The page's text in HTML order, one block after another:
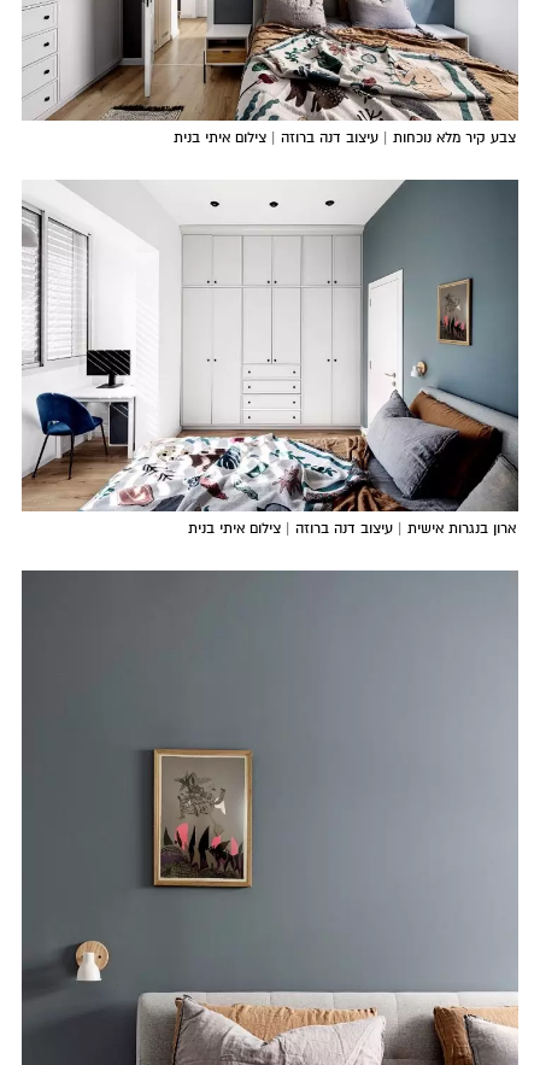
צבע קיר מלא נוכחות | עיצוב דנה ברוזה | צילום איתי בנית
ארון בנגרות אישית | עיצוב דנה ברוזה | צילום איתי בנית